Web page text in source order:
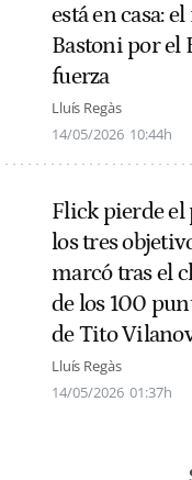
está en casa:
Bastoni por el
fuerza
Lluís Regàs
14/05/2026 10:44h
Flick pierde
los tres
marcó tras el
de los 100
de Tito
Lluís Regàs
14/05/2026 01:37h